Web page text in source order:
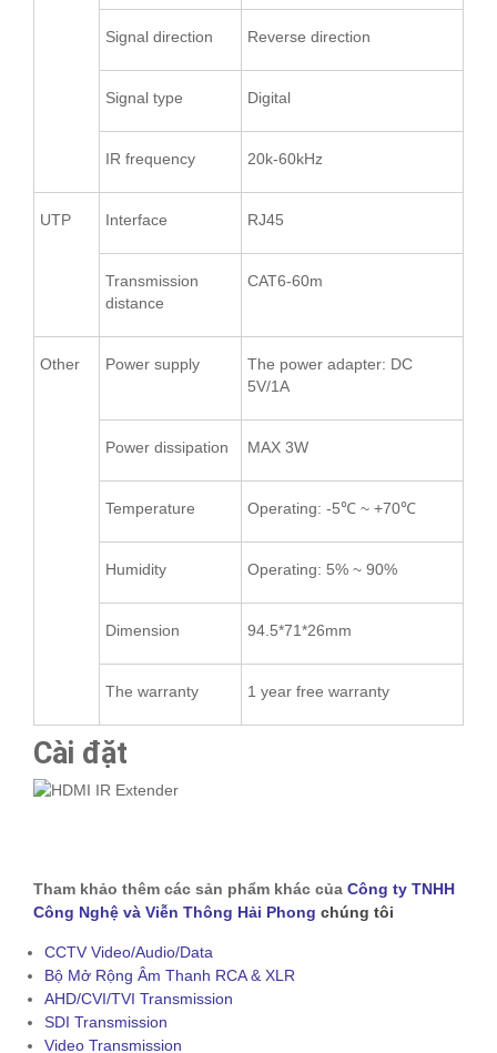
Signal direction Reverse direction
Signal type Digital
IR frequency 20k-60kHz
UTP Interface RJ45
Transmission
distance
CAT6-60m
Other Power supply
The power adapter: DC
5V/1A
Power dissipation MAX 3W
Temperature Operating: -5℃ ~ +70℃
Humidity Operating: 5% ~ 90%
Dimension 94.5*71*26mm
The warranty 1 year free warranty
Cài đặt
Tham khảo thêm các sản phẩm khác của Công ty TNHH
Công Nghệ và Viễn Thông Hải Phong chúng tôi
CCTV Video/Audio/Data
Bộ Mở Rộng Âm Thanh RCA & XLR
AHD/CVI/TVI Transmission
SDI Transmission
Video Transmission